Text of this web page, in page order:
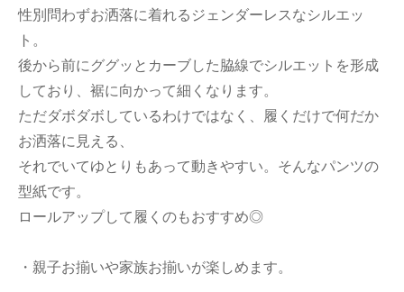
性別問わずお洒落に着れるジェンダーレスなシルエッ
ト。
後から前にググッとカーブした脇線でシルエットを形成
しており、裾に向かって細くなります。
ただダボダボしているわけではなく、履くだけで何だか
お洒落に見える、
それでいてゆとりもあって動きやすい。そんなパンツの
型紙です。
ロールアップして履くのもおすすめ◎
・親子お揃いや家族お揃いが楽しめます。